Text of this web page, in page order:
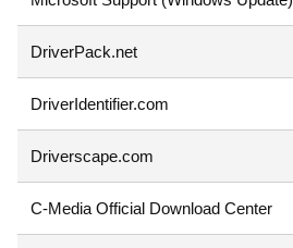
DriverPack.net
DriverIdentifier.com
Driverscape.com
C-Media Official Download Center